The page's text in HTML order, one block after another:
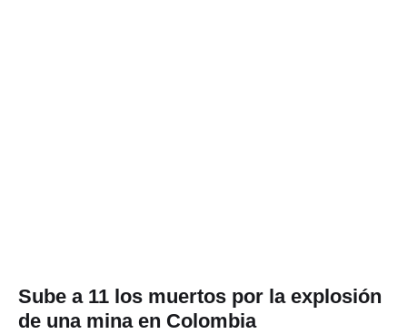
Sube a 11 los muertos por la explosión
de una mina en Colombia